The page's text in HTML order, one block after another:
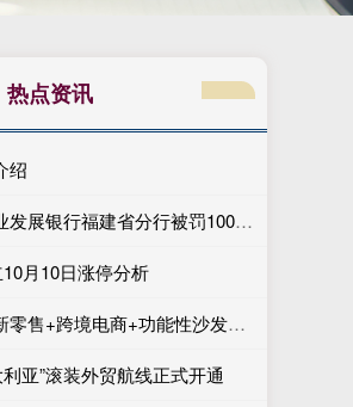
热点资讯
绍
牛顺网配资 中国农业发展银行福建省分行被罚100万元：违反金融统计相关规定
月10日涨停分析
众合资本配资 品牌新零售+跨境电商+功能性沙发+非美市场, 4天3板! 还有机会吗?
亚”滚装外贸航线正式开通